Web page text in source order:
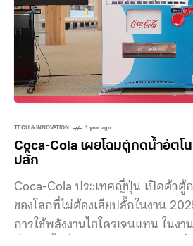
TECH & INNOVATION 1 year ago
Coca-Cola เผยโฉมตู้กดน้ำอัตโ
ปลั๊ก
Coca-Cola ประเทศญี่ปุ่น เปิดต้วตู้
ของโลกที่ไม่ต้องเสียปลั๊กในงาน
การใช้พลังงานไฮโดรเจนแทน ในง